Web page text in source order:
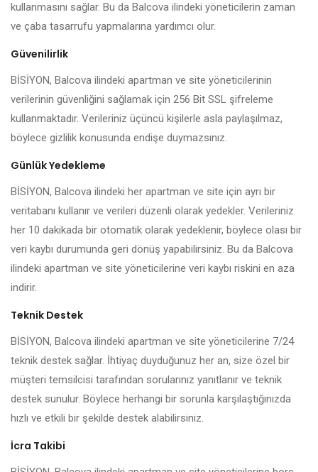
kullanmasını sağlar. Bu da Balcova ilindeki yöneticilerin zaman
ve çaba tasarrufu yapmalarına yardımcı olur.
Güvenilirlik
BİSİYON, Balcova ilindeki apartman ve site yöneticilerinin
verilerinin güvenliğini sağlamak için 256 Bit SSL şifreleme
kullanmaktadır. Verileriniz üçüncü kişilerle asla paylaşılmaz,
böylece gizlilik konusunda endişe duymazsınız.
Günlük Yedekleme
BİSİYON, Balcova ilindeki her apartman ve site için ayrı bir
veritabanı kullanır ve verileri düzenli olarak yedekler. Verileriniz
her 10 dakikada bir otomatik olarak yedeklenir, böylece olası bir
veri kaybı durumunda geri dönüş yapabilirsiniz. Bu da Balcova
ilindeki apartman ve site yöneticilerine veri kaybı riskini en aza
indirir.
Teknik Destek
BİSİYON, Balcova ilindeki apartman ve site yöneticilerine 7/24
teknik destek sağlar. İhtiyaç duyduğunuz her an, size özel bir
müşteri temsilcisi tarafından sorularınız yanıtlanır ve teknik
destek sunulur. Böylece herhangi bir sorunla karşılaştığınızda
hızlı ve etkili bir şekilde destek alabilirsiniz.
İcra Takibi